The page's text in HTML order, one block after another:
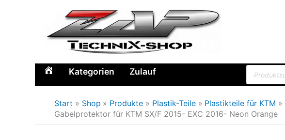
Home Kategorien Zulauf
Products
search
Start Shop Produkte Plastik-Teile Plastikteile für KTM
Gabelprotektor für KTM SX/F 2015- EXC 2016- Neon Orange